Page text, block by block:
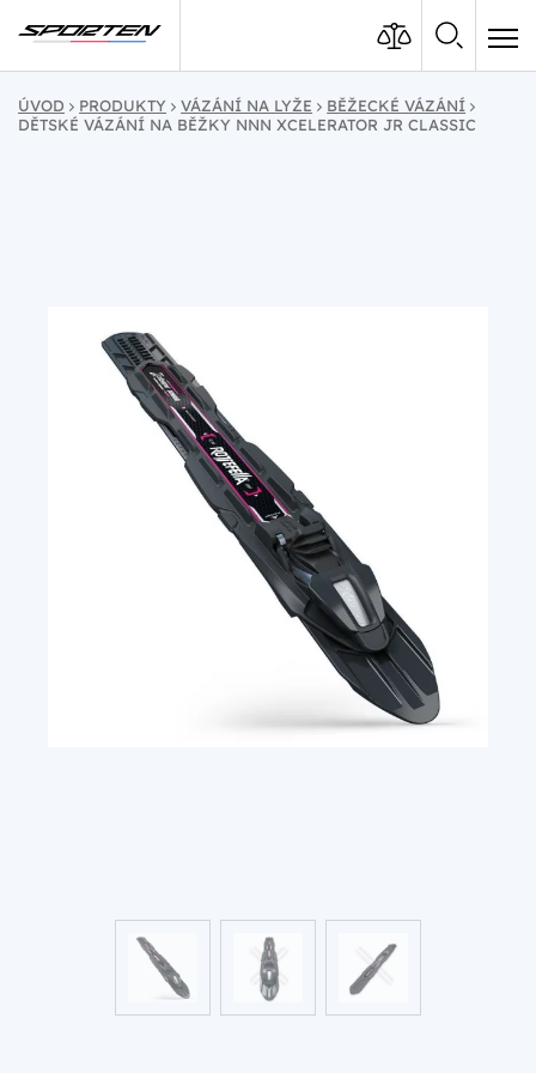
ÚVOD PRODUKTY VÁZÁNÍ NA LYŽE
BĚŽECKÉ VÁZÁNÍ
DĚTSKÉ VÁZÁNÍ NA BĚŽKY NNN XCELERATOR JR CLASSIC